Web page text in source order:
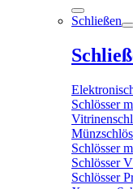
Schließen
Schlösser
Schlösser
Schlösser
Schlösser